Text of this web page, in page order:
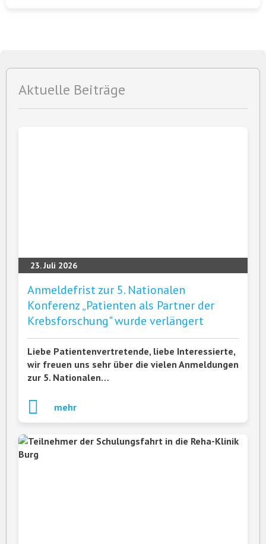
Aktuelle Beiträge
23. Juli 2026
Anmeldefrist zur 5. Nationalen
Konferenz „Patienten als Partner der
Krebsforschung" wurde verlängert
Liebe Patientenvertretende, liebe Interessierte,
wir freuen uns sehr über die vielen Anmeldungen
zur 5. Nationalen…
mehr